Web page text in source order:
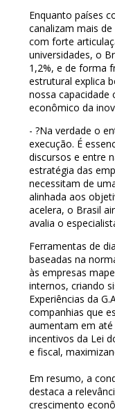
Enquanto países
canalizam mais
com forte
universidades, o
1,2%, e de forma
estrutural explica
nossa
econômico da
-?Na verdade o
execução. É
discursos e entre
estratégia das
necessitam de
alinhada aos
acelera, o Brasil
avalia o
Ferramentas de
baseadas na
às empresas
internos, criando
Experiências da
companhias que
aumentam em
incentivos da Lei
e fiscal,
Em resumo, a
destaca a
crescimento